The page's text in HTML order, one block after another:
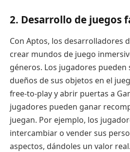
2. Desarrollo de juegos
Con Aptos, los desarrolladores
crear mundos de juego
géneros. Los jugadores
dueños de sus objetos en el
free-to-play y abrir puertas a
jugadores pueden ganar
juegan. Por ejemplo, los
intercambiar o vender sus
aspectos, dándoles un valor real.